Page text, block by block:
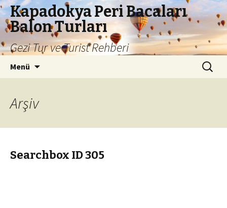
Kapadokya Peri Bacaları
Balon Turları
Gezi Tur ve Turist Rehberi
Menü Arama:
Arşiv
Searchbox ID 305